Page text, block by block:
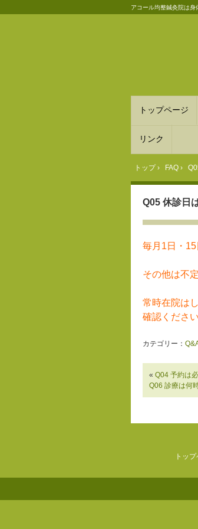
アコール均整鍼灸院は身
トップページ
リンク
トップ› FAQ ›
Q05 休診日
毎月1日・15
その他は不
常時在院は
確認ください
カテゴリー：
« Q04 予約は
Q06 診療は何
トッ